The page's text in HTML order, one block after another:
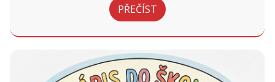
PŘEČÍST